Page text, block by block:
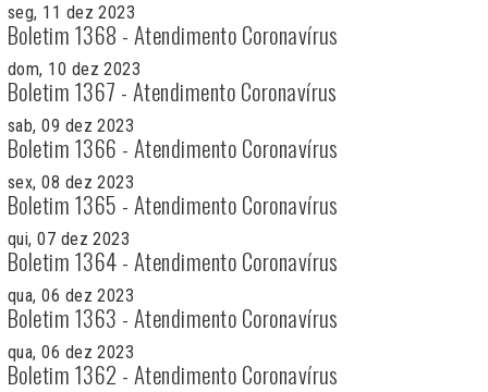
seg, 11 dez 2023
Boletim 1368 - Atendimento Coronavírus
dom, 10 dez 2023
Boletim 1367 - Atendimento Coronavírus
sab, 09 dez 2023
Boletim 1366 - Atendimento Coronavírus
sex, 08 dez 2023
Boletim 1365 - Atendimento Coronavírus
qui, 07 dez 2023
Boletim 1364 - Atendimento Coronavírus
qua, 06 dez 2023
Boletim 1363 - Atendimento Coronavírus
qua, 06 dez 2023
Boletim 1362 - Atendimento Coronavírus